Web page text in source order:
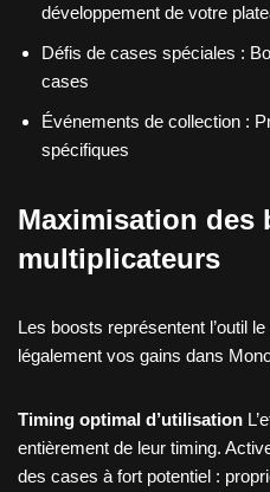
développement de votre
Défis de cases spéciales :
cases
Événements de collection :
spécifiques
Maximisation des
multiplicateurs
Les boosts représentent l’outil
légalement vos gains dans
Timing optimal d’utilisation
entièrement de leur timing.
des cases à fort potentiel :